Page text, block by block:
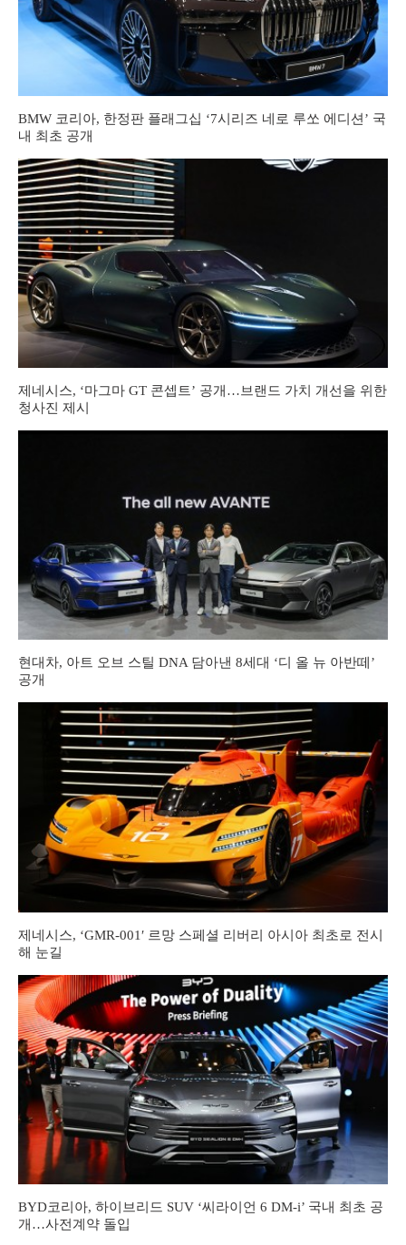
BMW 코리아, 한정판 플래그십 ‘7시리즈 네로 루쏘 에디션’ 국
내 최초 공개
제네시스, ‘마그마 GT 콘셉트’ 공개…브랜드 가치 개선을 위한
청사진 제시
현대차, 아트 오브 스틸 DNA 담아낸 8세대 ‘디 올 뉴 아반떼’
공개
제네시스, ‘GMR-001′ 르망 스페셜 리버리 아시아 최초로 전시
해 눈길
BYD코리아, 하이브리드 SUV ‘씨라이언 6 DM-i’ 국내 최초 공
개…사전계약 돌입